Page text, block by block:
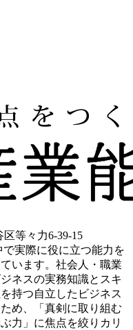
区等々力6-39-15
実際に役に立つ能力を
います。社会人・職業
ネスの実務知識とスキ
持つ自立したビジネス
め、「真剣に取り組む
力」に焦点を絞りカリ